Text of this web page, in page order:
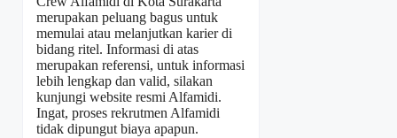
merupakan peluang bagus untuk
memulai atau melanjutkan karier di
bidang ritel. Informasi di atas
merupakan referensi, untuk informasi
lebih lengkap dan valid, silakan
kunjungi website resmi Alfamidi.
Ingat, proses rekrutmen Alfamidi
tidak dipungut biaya apapun.